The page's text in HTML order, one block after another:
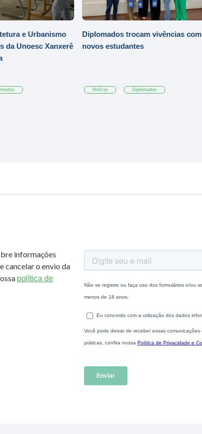
e Urbanismo
da Unoesc Xanxerê
Diplomados trocam vivências com
novos estudantes
Notícia Diplomados
informações
cancelar o envio da
política de